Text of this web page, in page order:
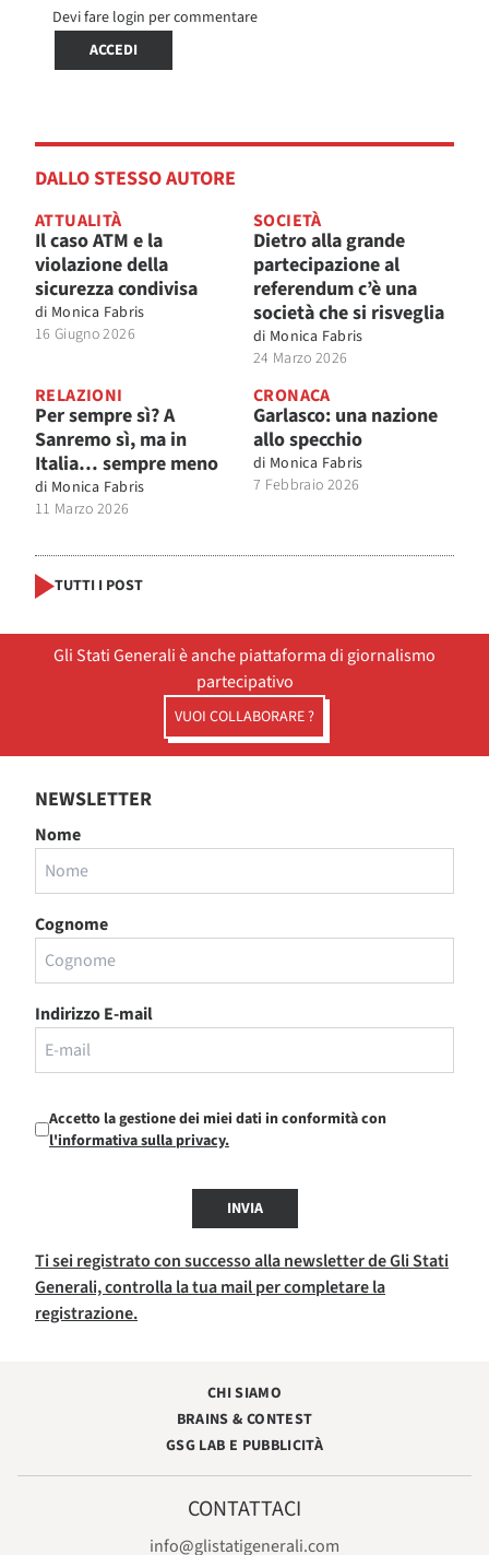
Devi fare login per commentare
ACCEDI
DALLO STESSO AUTORE
ATTUALITÀ
Il caso ATM e la
violazione della
sicurezza condivisa
di Monica Fabris
16 Giugno 2026
SOCIETÀ
Dietro alla grande
partecipazione al
referendum c’è una
società che si risveglia
di Monica Fabris
24 Marzo 2026
RELAZIONI
Per sempre sì? A
Sanremo sì, ma in
Italia… sempre meno
di Monica Fabris
11 Marzo 2026
CRONACA
Garlasco: una nazione
allo specchio
di Monica Fabris
7 Febbraio 2026
TUTTI I POST
Gli Stati Generali è anche piattaforma di giornalismo
partecipativo
VUOI COLLABORARE ?
NEWSLETTER
Nome
Cognome
Indirizzo E-mail
Accetto la gestione dei miei dati in conformità con
l'informativa sulla privacy.
INVIA
Ti sei registrato con successo alla newsletter de Gli Stati
Generali, controlla la tua mail per completare la
registrazione.
CHI SIAMO
BRAINS & CONTEST
GSG LAB E PUBBLICITÀ
CONTATTACI
info@glistatigenerali.com